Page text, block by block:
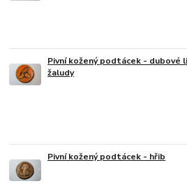
Pivní kožený podtácek - dubové
žaludy
Pivní kožený podtácek - hřib